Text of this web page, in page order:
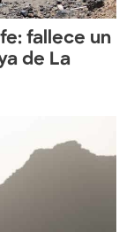
fallece un
de La